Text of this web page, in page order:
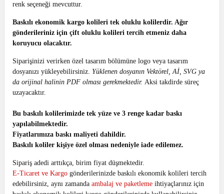
renk seçeneği mevcuttur.
Baskılı ekonomik kargo kolileri tek oluklu kolilerdir. Ağır
gönderileriniz için çift oluklu kolileri tercih etmeniz daha
koruyucu olacaktır.
Siparişinizi verirken özel tasarım bölümüne logo veya tasarım
dosyanızı yükleyebilirsiniz. Yüklenen dosyanın Vektörel, Aİ, SVG ya
da orijinal halinin PDF olması gerekmektedir. Aksi takdirde süreç
uzayacaktır.
Bu baskılı kolilerimizde tek yüze ve 3 renge kadar baskı
yapılabilmektedir.
Fiyatlarımıza baskı maliyeti dahildir.
Baskılı koliler kişiye özel olması nedeniyle iade edilemez.
Sipariş adedi arttıkça, birim fiyat düşmektedir.
E-Ticaret ve Kargo gönderilerinizde baskılı ekonomik kolileri tercih
edebilirsiniz, aynı zamanda ambalaj ve paketleme ihtiyaçlarınız için